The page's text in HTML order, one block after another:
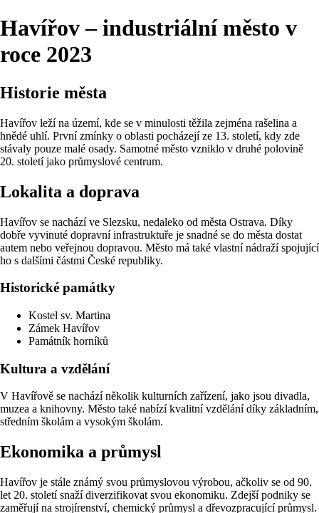
Havířov – industriální město v
roce 2023
Historie města
Havířov leží na území, kde se v minulosti těžila zejména rašelina a
hnědé uhlí. První zmínky o oblasti pocházejí ze 13. století, kdy zde
stávaly pouze malé osady. Samotné město vzniklo v druhé polovině
20. století jako průmyslové centrum.
Lokalita a doprava
Havířov se nachází ve Slezsku, nedaleko od města Ostrava. Díky
dobře vyvinuté dopravní infrastruktuře je snadné se do města dostat
autem nebo veřejnou dopravou. Město má také vlastní nádraží spojující
ho s dalšími částmi České republiky.
Historické památky
Kostel sv. Martina
Zámek Havířov
Památník horníků
Kultura a vzdělání
V Havířově se nachází několik kulturních zařízení, jako jsou divadla,
muzea a knihovny. Město také nabízí kvalitní vzdělání díky základním,
středním školám a vysokým školám.
Ekonomika a průmysl
Havířov je stále známý svou průmyslovou výrobou, ačkoliv se od 90.
let 20. století snaží diverzifikovat svou ekonomiku. Zdejší podniky se
zaměřují na strojírenství, chemický průmysl a dřevozpracující průmysl.